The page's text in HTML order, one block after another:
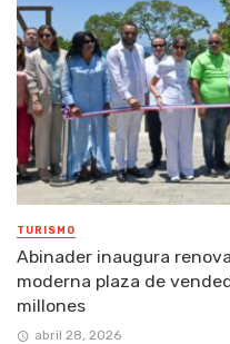
TURISMO
Abinader inaugura
moderna plaza de
millones
abril 28, 2026